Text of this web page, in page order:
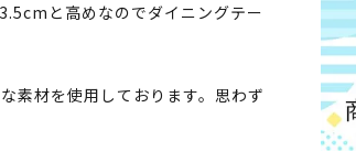
と高めなのでダイニングテー
素材を使用しております。思わず